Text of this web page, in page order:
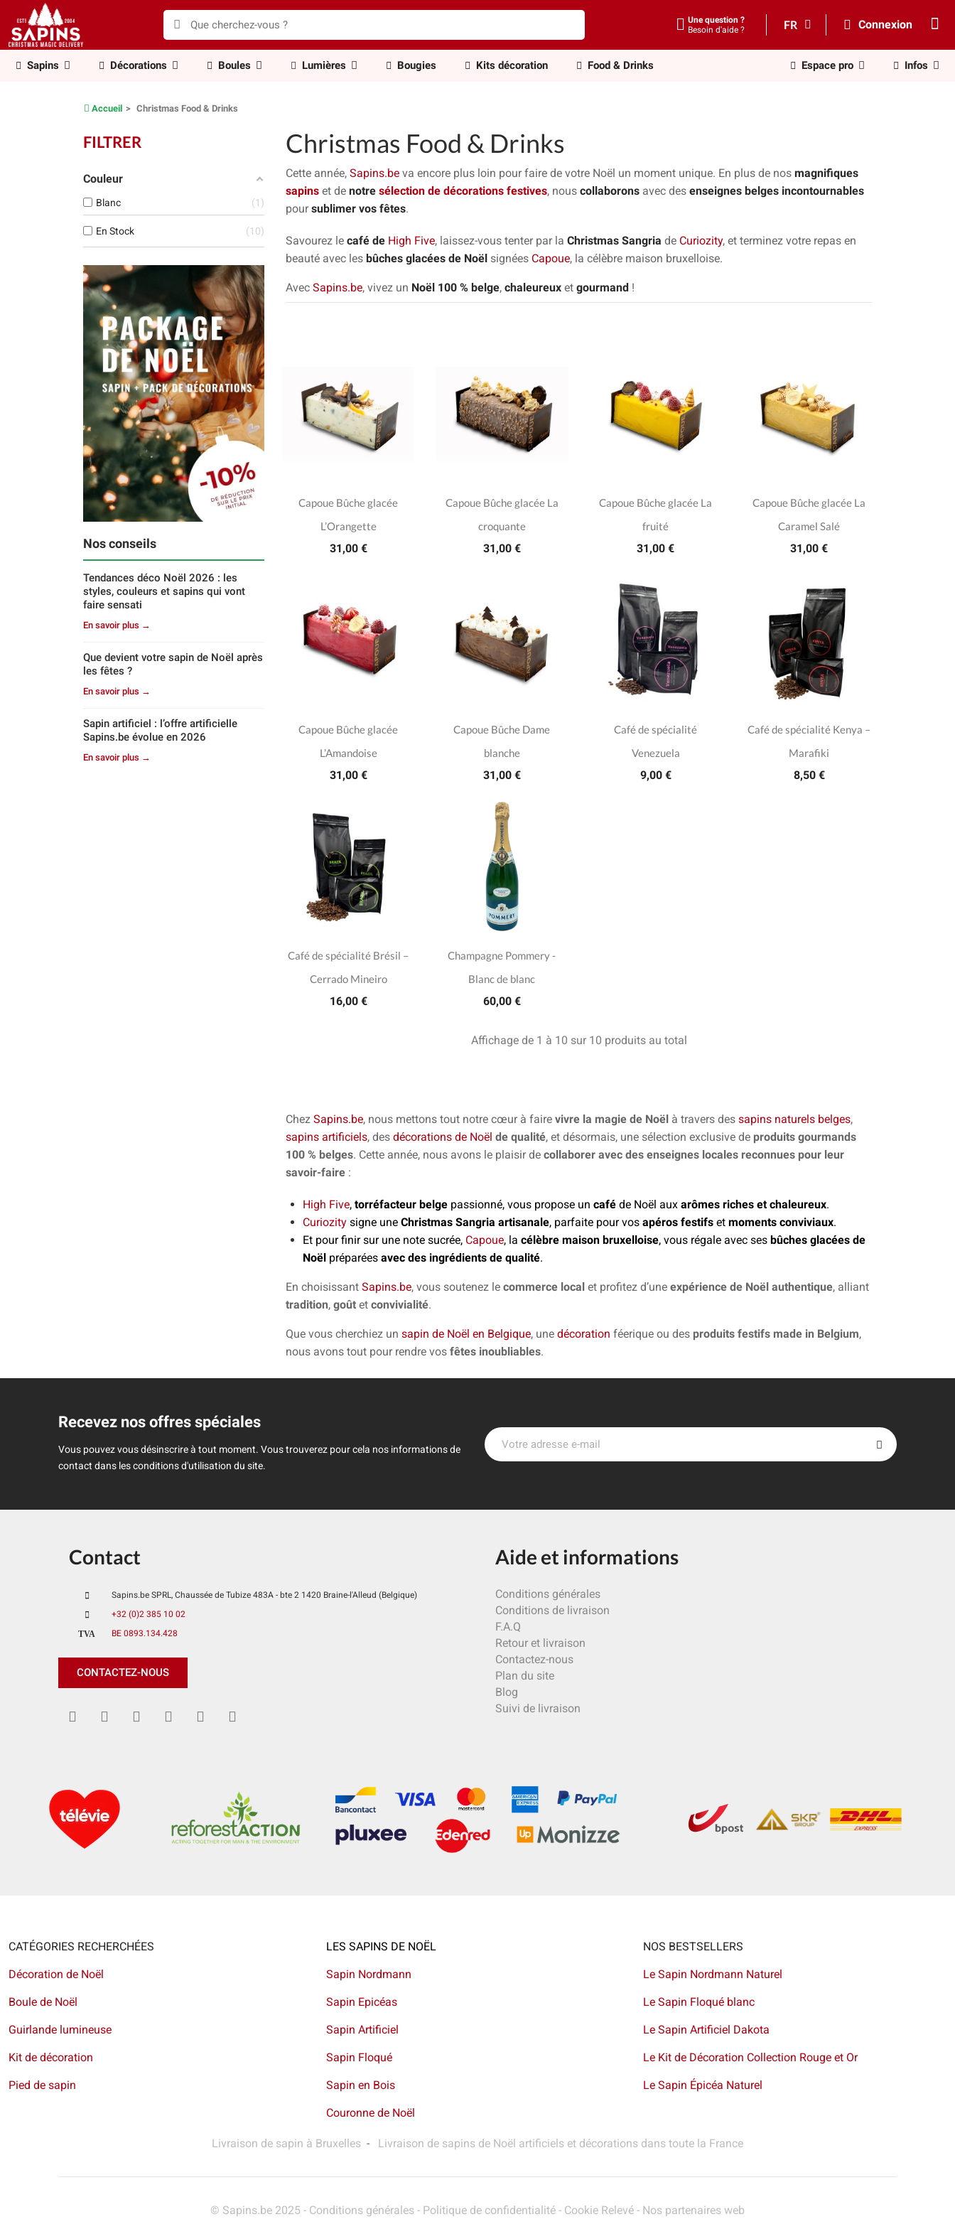
Une question ?
Besoin d'aide ?
FR Connexion
Sapins Décorations Boules Lumières Bougies Kits décoration Food & Drinks Espace pro Infos
Accueil Christmas Food & Drinks
FILTRER
Couleur
Blanc 1
En Stock 10
Nos conseils
Tendances déco Noël 2026 : les
styles, couleurs et sapins qui vont
faire sensati
En savoir plus →
Que devient votre sapin de Noël après
les fêtes ?
En savoir plus →
Sapin artificiel : l’offre artificielle
Sapins.be évolue en 2026
En savoir plus →
Christmas Food & Drinks
Cette année, Sapins.be va encore plus loin pour faire de votre Noël un moment unique. En plus de nos magnifiques
sapins et de notre sélection de décorations festives, nous collaborons avec des enseignes belges incontournables
poursublimer vos fêtes.
Savourez le café de High Five, laissez-vous tenter par la Christmas Sangria de Curiozity, et terminez votre repas en
beauté avec les bûches glacées de Noël signées Capoue, la célèbre maison bruxelloise.
Avec Sapins.be, vivez un Noël 100 % belge, chaleureux et gourmand !
Capoue Bûche glacée
L’Orangette
31,00 €
Capoue Bûche glacée La
croquante
31,00 €
Capoue Bûche glacée La
fruité
31,00 €
Capoue Bûche glacée La
Caramel Salé
31,00 €
Capoue Bûche glacée
L’Amandoise
31,00 €
Capoue Bûche Dame
blanche
31,00 €
Café de spécialité
Venezuela
9,00 €
Café de spécialité Kenya –
Marafiki
8,50 €
Café de spécialité Brésil –
Cerrado Mineiro
16,00 €
Champagne Pommery -
Blanc de blanc
60,00 €
Affichage de 1 à 10 sur 10 produits au total
Chez Sapins.be, nous mettons tout notre cœur à faire vivre la magie de Noël à travers des sapins naturels belges,
sapins artificiels, des décorations de Noël de qualité, et désormais, une sélection exclusive de produits gourmands
100 % belges. Cette année, nous avons le plaisir de collaborer avec des enseignes locales reconnues pour leur
savoir-faire :
High Five, torréfacteur belge passionné, vous propose un café de Noël aux arômes riches et chaleureux.
Curiozity signe une Christmas Sangria artisanale, parfaite pour vos apéros festifs et moments conviviaux.
Et pour finir sur une note sucrée, Capoue, la célèbre maison bruxelloise, vous régale avec ses bûches glacées de
Noël préparées avec des ingrédients de qualité.
En choisissant Sapins.be, vous soutenez le commerce local et profitez d’une expérience de Noël authentique, alliant
tradition, goût et convivialité.
Que vous cherchiez un sapin de Noël en Belgique, une décoration féerique ou des produits festifs made in Belgium,
nous avons tout pour rendre vos fêtes inoubliables.
Recevez nos offres spéciales
Vous pouvez vous désinscrire à tout moment. Vous trouverez pour cela nos informations de
contact dans les conditions d'utilisation du site.
Contact
Sapins.be SPRL, Chaussée de Tubize 483A - bte 2 1420 Braine-l'Alleud (Belgique)
+32 (0)2 385 10 02
TVA
BE 0893.134.428
CONTACTEZ-NOUS
Aide et informations
Conditions générales
Conditions de livraison
F.A.Q
Retour et livraison
Contactez-nous
Plan du site
Blog
Suivi de livraison
CATÉGORIES RECHERCHÉES
Décoration de Noël
Boule de Noël
Guirlande lumineuse
Kit de décoration
Pied de sapin
LES SAPINS DE NOËL
Sapin Nordmann
Sapin Epicéas
Sapin Artificiel
Sapin Floqué
Sapin en Bois
Couronne de Noël
NOS BESTSELLERS
Le Sapin Nordmann Naturel
Le Sapin Floqué blanc
Le Sapin Artificiel Dakota
Le Kit de Décoration Collection Rouge et Or
Le Sapin Épicéa Naturel
Livraison de sapin à Bruxelles - Livraison de sapins de Noël artificiels et décorations dans toute la France
© Sapins.be 2025 - Conditions générales - Politique de confidentialité - Cookie Relevé - Nos partenaires web